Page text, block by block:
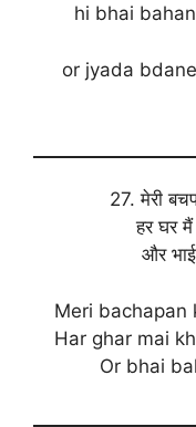
hi bhai
or jyada
27. मेरी
हर घर मैं
और
Meri bachapan
Har ghar mai
Or bhai